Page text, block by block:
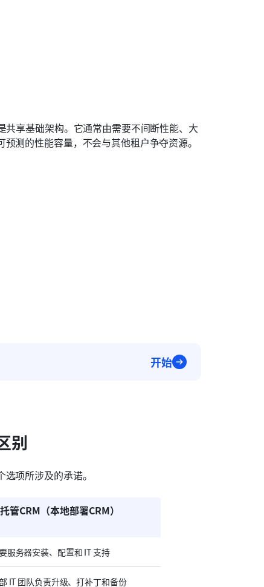
共享基础架构。它通常由需要不间断性能、大
测的性能容量，不会与其他租户争夺资源。
开始
别
项所涉及的承诺。
管CRM（本地部署CRM）
服务器安装、配置和 IT 支持
IT 团队负责升级、打补丁和备份